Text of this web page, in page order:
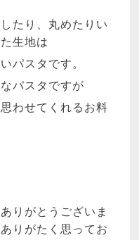
たり、丸めたりい
生地は
パスタです。
パスタですが
わせてくれるお料
りがとうございま
りがたく思ってお